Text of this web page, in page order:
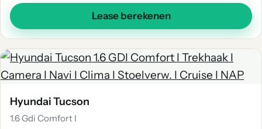
Lease berekenen
Hyundai Tucson
1.6 Gdi Comfort I